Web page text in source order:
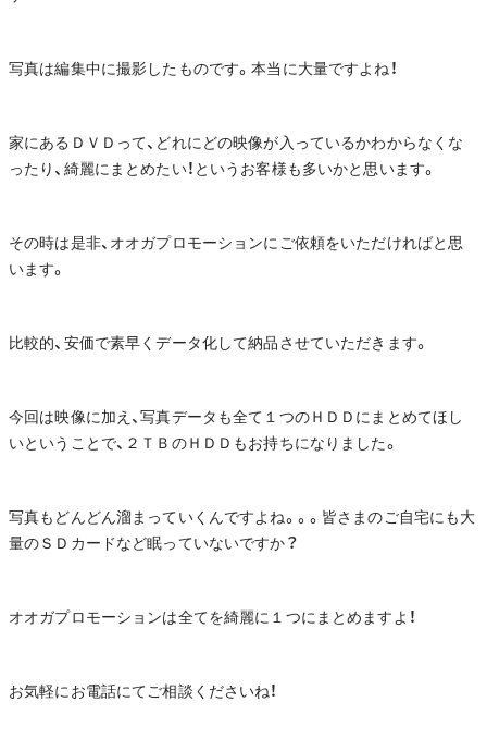
写真は編集中に撮影したものです。本当に大量ですよね！
家にあるＤＶＤって、どれにどの映像が入っているかわからなくな
ったり、綺麗にまとめたい！というお客様も多いかと思います。
その時は是非、オオガプロモーションにご依頼をいただければと思
います。
比較的、安価で素早くデータ化して納品させていただきます。
今回は映像に加え、写真データも全て１つのＨＤＤにまとめてほし
いということで、２ＴＢのＨＤＤもお持ちになりました。
写真もどんどん溜まっていくんですよね。。。皆さまのご自宅にも大
量のＳＤカードなど眠っていないですか？
オオガプロモーションは全てを綺麗に１つにまとめますよ！
お気軽にお電話にてご相談くださいね！